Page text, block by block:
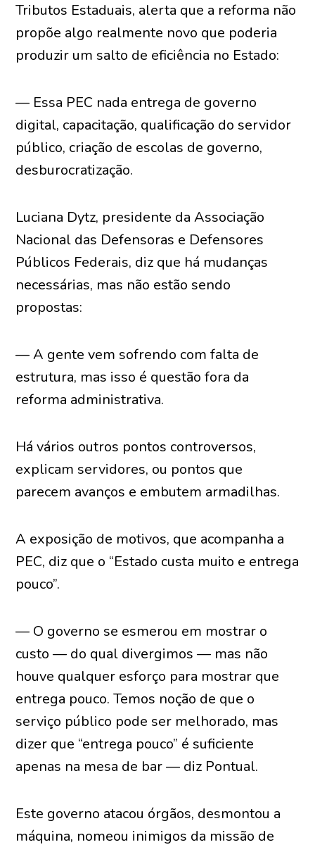
Tributos Estaduais, alerta que a reforma não
propõe algo realmente novo que poderia
produzir um salto de eficiência no Estado:
— Essa PEC nada entrega de governo
digital, capacitação, qualificação do servidor
público, criação de escolas de governo,
desburocratização.
Luciana Dytz, presidente da Associação
Nacional das Defensoras e Defensores
Públicos Federais, diz que há mudanças
necessárias, mas não estão sendo
propostas:
— A gente vem sofrendo com falta de
estrutura, mas isso é questão fora da
reforma administrativa.
Há vários outros pontos controversos,
explicam servidores, ou pontos que
parecem avanços e embutem armadilhas.
A exposição de motivos, que acompanha a
PEC, diz que o “Estado custa muito e entrega
pouco”.
— O governo se esmerou em mostrar o
custo — do qual divergimos — mas não
houve qualquer esforço para mostrar que
entrega pouco. Temos noção de que o
serviço público pode ser melhorado, mas
dizer que “entrega pouco” é suficiente
apenas na mesa de bar — diz Pontual.
Este governo atacou órgãos, desmontou a
máquina, nomeou inimigos da missão de